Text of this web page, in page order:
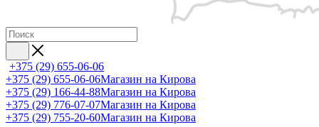
+375 (29) 655-06-06
+375 (29) 655-06-06Магазин на Кирова
+375 (29) 166-44-88Магазин на Кирова
+375 (29) 776-07-07Магазин на Кирова
+375 (29) 755-20-60Магазин на Кирова